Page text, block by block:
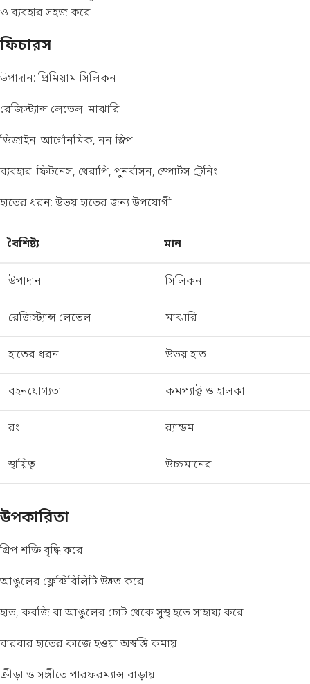
ও ব্যবহার সহজ করে।
ফিচারস
উপাদান: প্রিমিয়াম সিলিকন
রেজিস্ট্যান্স লেভেল: মাঝারি
ডিজাইন: আর্গোনমিক, নন-স্লিপ
ব্যবহার: ফিটনেস, থেরাপি, পুনর্বাসন, স্পোর্টস ট্রেনিং
হাতের ধরন: উভয় হাতের জন্য উপযোগী
বৈশিষ্ট্য মান
উপাদান সিলিকন
রেজিস্ট্যান্স লেভেল মাঝারি
হাতের ধরন উভয় হাত
বহনযোগ্যতা কমপ্যাক্ট ও হালকা
রং র‍্যান্ডম
স্থায়িত্ব উচ্চমানের
উপকারিতা
গ্রিপ শক্তি বৃদ্ধি করে
আঙুলের ফ্লেক্সিবিলিটি উন্নত করে
হাত, কবজি বা আঙুলের চোট থেকে সুস্থ হতে সাহায্য করে
বারবার হাতের কাজে হওয়া অস্বস্তি কমায়
ক্রীড়া ও সঙ্গীতে পারফরম্যান্স বাড়ায়